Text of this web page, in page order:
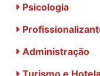
Psicologia
Administração
Turismo e